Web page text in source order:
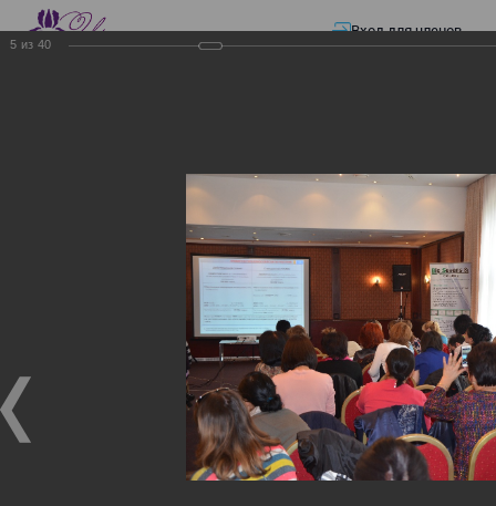
Вход для членов
Изменения в трудовом и налоговом
налоговое декларирование, изменения в налоговом законодательстве
2017 года в части ИПН и СН
Изменения в трудовом и
налоговом
законодательстве:
Обязательное
медицинское страхование,
5 из 40